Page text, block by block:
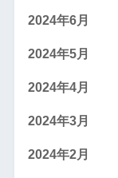
2024年6月
2024年5月
2024年4月
2024年3月
2024年2月